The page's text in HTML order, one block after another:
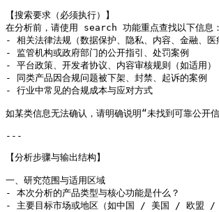
【搜索要求（必须执行）】
在分析前，请使用 search 功能重点查找以下信息：
- 相关法律法规（数据保护、隐私、内容、金融、医
- 监管机构或政府部门的公开指引、处罚案例
- 平台政策、开发者协议、内容审核规则（如适用）
- 同类产品因合规问题被下架、封禁、起诉的案例
- 行业中常见的合规成本与应对方式
如某类信息无法确认，请明确说明“未找到可靠公开信
---
【分析步骤与输出结构】
一、研究范围与适用区域
- 本次分析的产品类型与核心功能是什么？
- 主要目标市场或地区（如中国 / 美国 / 欧盟 /